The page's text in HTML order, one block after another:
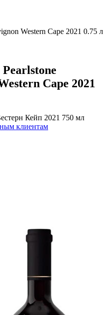
Western Cape 2021 0.75 л
Cape 2021
Кейп 2021 750 мл
клиентам